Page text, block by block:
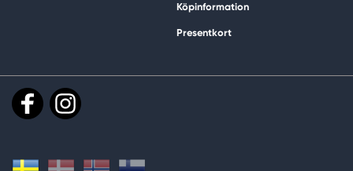
Köpinformation
Presentkort